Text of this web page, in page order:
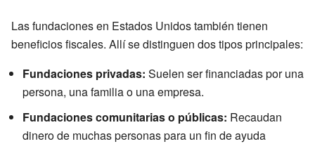
Las fundaciones en Estados Unidos también tienen
beneficios fiscales. Allí se distinguen dos tipos principales:
Fundaciones privadas: Suelen ser financiadas por una
persona, una familia o una empresa.
Fundaciones comunitarias o públicas: Recaudan
dinero de muchas personas para un fin de ayuda